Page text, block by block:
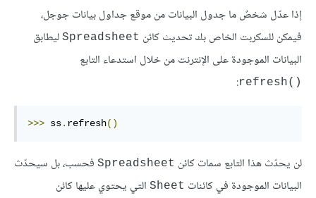
إذا عدّل شخصٌ ما جدول البيانات من موقع جداول بيانات جوجل،
فيمكن للسكربت الخاص بك تحديث كائن Spreadsheet ليطابق
البيانات الموجودة على الإنترنت من خلال استدعاء التابع
refresh()‎
:
>>> ss. refresh()
لن يحدّث هذا التابع سمات كائن Spreadsheet فحسب، بل سيحدّث
البيانات الموجودة في كائنات Sheet التي يحتوي عليها كائن